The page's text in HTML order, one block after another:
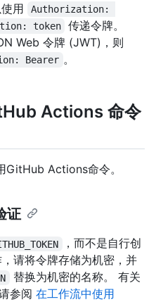
用
Authorization:
token
传递令牌。
Web 令牌 (JWT)，则
Bearer 。
Actions 命令
GitHub Actions命令。
证
，而不是自行创
请将令牌存储为机密，并
替换为机密的名称。 有关
参阅 在工作流中使用